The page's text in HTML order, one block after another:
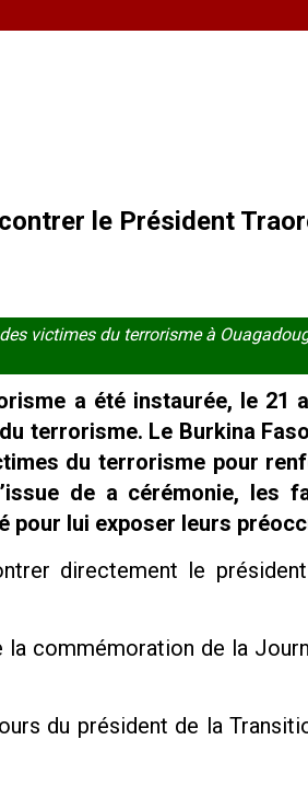
le Président
victimes du terrorisme à
a été instaurée, le 21
terrorisme. Le Burkina
du terrorisme pour
de a cérémonie, les
pour lui exposer leurs
directement le
commémoration de la
du président de la